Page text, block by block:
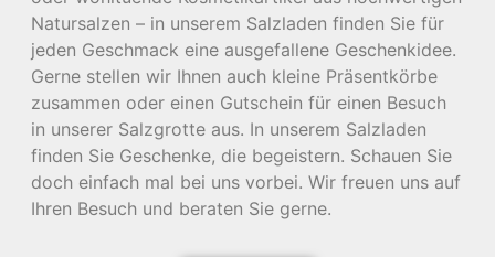
Natursalzen – in unserem Salzladen finden Sie für
jeden Geschmack eine ausgefallene Geschenkidee.
Gerne stellen wir Ihnen auch kleine Präsentkörbe
zusammen oder einen Gutschein für einen Besuch
in unserer Salzgrotte aus. In unserem Salzladen
finden Sie Geschenke, die begeistern. Schauen Sie
doch einfach mal bei uns vorbei. Wir freuen uns auf
Ihren Besuch und beraten Sie gerne.